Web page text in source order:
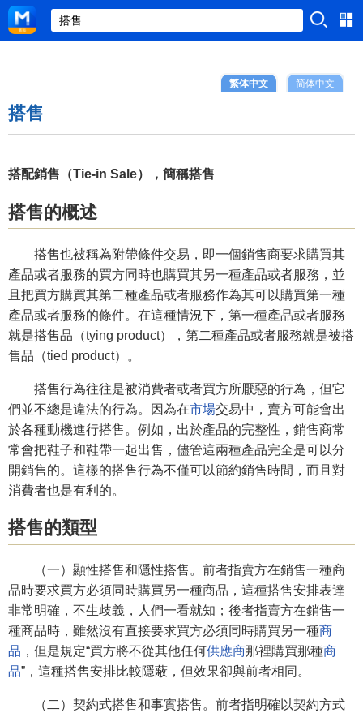
简体中文
繁体中文
搭售
搭配銷售（Tie-in Sale），簡稱搭售
搭售的概述
搭售也被稱為附帶條件交易，即一個銷售商要求購買其
產品或者服務的買方同時也購買其另一種產品或者服務，並
且把買方購買其第二種產品或者服務作為其可以購買第一種
產品或者服務的條件。在這種情況下，第一種產品或者服務
就是搭售品（tying product），第二種產品或者服務就是被搭
售品（tied product）。
搭售行為往往是被消費者或者買方所厭惡的行為，但它
們並不總是違法的行為。因為在市場交易中，賣方可能會出
於各種動機進行搭售。例如，出於產品的完整性，銷售商常
常會把鞋子和鞋帶一起出售，儘管這兩種產品完全是可以分
開銷售的。這樣的搭售行為不僅可以節約銷售時間，而且對
消費者也是有利的。
搭售的類型
（一）顯性搭售和隱性搭售。前者指賣方在銷售一種商
品時要求買方必須同時購買另一種商品，這種搭售安排表達
非常明確，不生歧義，人們一看就知；後者指賣方在銷售一
種商品時，雖然沒有直接要求買方必須同時購買另一種商
品 ，但是規定“買方將不從其他任何供應商那裡購買那種商
品”，這種搭售安排比較隱蔽，但效果卻與前者相同。
（二）契約式搭售和事實搭售。前者指明確以契約方式